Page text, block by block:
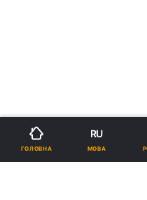
ГОЛОВНА
RU
МОВА